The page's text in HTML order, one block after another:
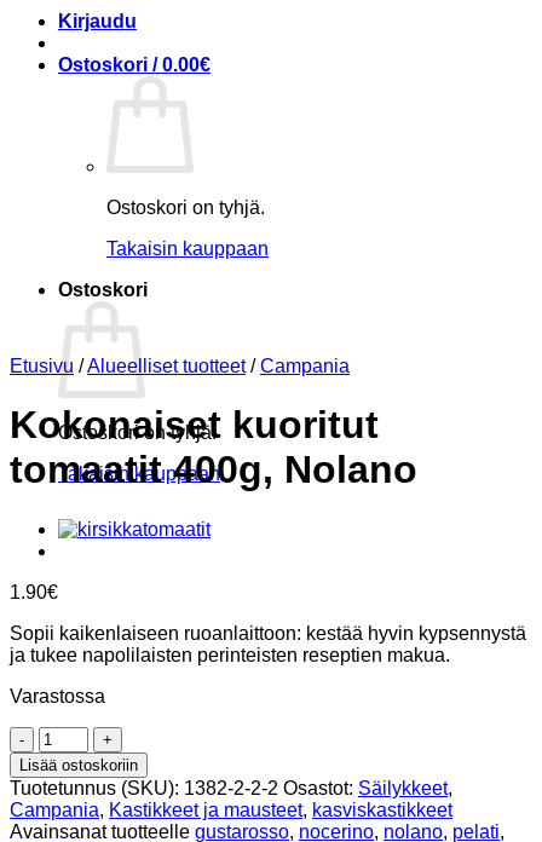
Kirjaudu
Ostoskori /0.00€
Ostoskori on tyhjä.
Takaisin kauppaan
Ostoskori
Ostoskori on tyhjä.
Takaisin kauppaan
Etusivu /Alueelliset tuotteet / Campania
Kokonaiset kuoritut
tomaatit 400g, Nolano
1.90€
Sopii kaikenlaiseen ruoanlaittoon: kestää hyvin kypsennystä
ja tukee napolilaisten perinteisten reseptien makua.
Varastossa
Kokonaiset
kuoritut
tomaatit
400g,
Nolano
Lisää ostoskoriin
Tuotetunnus (SKU): 1382-2-2-2 Osastot: Säilykkeet,
Campania, Kastikkeet ja mausteet, kasviskastikkeet
Avainsanat tuotteelle gustarosso, nocerino, nolano, pelati,